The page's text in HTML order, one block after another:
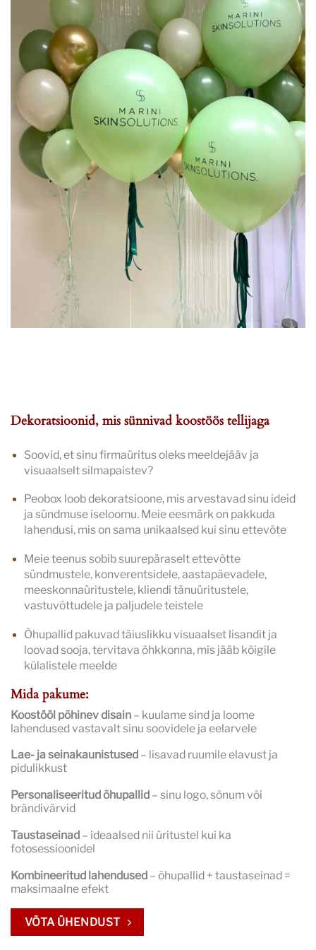
Dekoratsioonid, mis sünnivad koostöös tellijaga
Soovid, et sinu firmaüritus oleks meeldejääv ja
visuaalselt silmapaistev?
Peobox loob dekoratsioone, mis arvestavad sinu ideid
ja sündmuse iseloomu. Meie eesmärk on pakkuda
lahendusi, mis on sama unikaalsed kui sinu ettevõte
Meie teenus sobib suurepäraselt ettevõtte
sündmustele, konverentsidele, aastapäevadele,
meeskonnaüritustele, kliendi tänuüritustele,
vastuvõttudele ja paljudele teistele
Õhupallid pakuvad täiuslikku visuaalset lisandit ja
loovad sooja, tervitava õhkkonna, mis jääb kõigile
külalistele meelde
Mida pakume:
Koostööl põhinev disain – kuulame sind ja loome
lahendused vastavalt sinu soovidele ja eelarvele
Lae- ja seinakaunistused – lisavad ruumile elavust ja
pidulikkust
Personaliseeritud õhupallid – sinu logo, sõnum või
brändivärvid
Taustaseinad – ideaalsed nii üritustel kui ka
fotosessioonidel
Kombineeritud lahendused – õhupallid + taustaseinad =
maksimaalne efekt
VÕTA ÜHENDUST